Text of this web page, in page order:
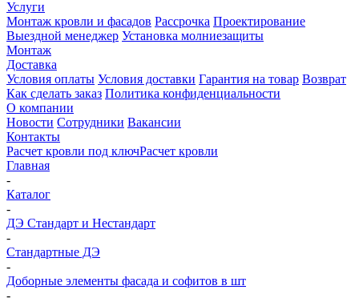
Услуги
Монтаж кровли и фасадов Рассрочка Проектирование
Выездной менеджер Установка молниезащиты
Монтаж
Доставка
Условия оплаты Условия доставки Гарантия на товар Возврат
Как сделать заказ Политика конфиденциальности
О компании
Новости Сотрудники Вакансии
Контакты
Расчет кровли под ключРасчет кровли
Главная
-
Каталог
-
ДЭ Стандарт и Нестандарт
-
Стандартные ДЭ
-
Доборные элементы фасада и софитов в шт
-